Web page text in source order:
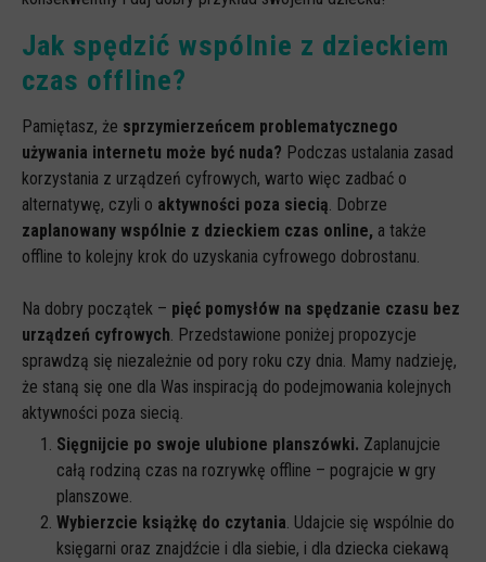
Jak spędzić wspólnie z dzieckiem
czas offline?
Pamiętasz, że sprzymierzeńcem problematycznego
używania internetu może być nuda? Podczas ustalania zasad
korzystania z urządzeń cyfrowych, warto więc zadbać o
alternatywę, czyli o aktywności poza siecią . Dobrze
zaplanowany wspólnie z dzieckiem czas online, a także
offline to kolejny krok do uzyskania cyfrowego dobrostanu.
Na dobry początek – pięć pomysłów na spędzanie czasu bez
urządzeń cyfrowych . Przedstawione poniżej propozycje
sprawdzą się niezależnie od pory roku czy dnia. Mamy nadzieję,
że staną się one dla Was inspiracją do podejmowania kolejnych
aktywności poza siecią.
Sięgnijcie po swoje ulubione planszówki. Zaplanujcie
całą rodziną czas na rozrywkę offline – pograjcie w gry
planszowe.
Wybierzcie książkę do czytania . Udajcie się wspólnie do
księgarni oraz znajdźcie i dla siebie, i dla dziecka ciekawą